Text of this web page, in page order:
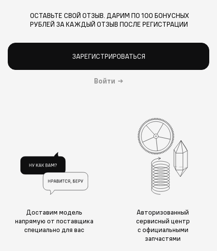
ОСТАВЬТЕ СВОЙ ОТЗЫВ. ДАРИМ ПО 100 БОНУСНЫХ
РУБЛЕЙ ЗА КАЖДЫЙ ОТЗЫВ ПОСЛЕ РЕГИСТРАЦИИ
ЗАРЕГИСТРИРОВАТЬСЯ
Войти →
Доставим модель
напрямую от поставщика
специально для вас
Авторизованный
сервисный центр
с официальными
запчастями